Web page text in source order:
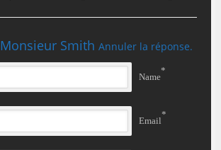
Monsieur Smith Annuler la réponse.
Name
*
Email
*